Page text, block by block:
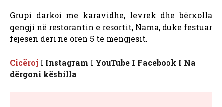
Grupi darkoi me karavidhe, levrek dhe bërxolla
qengji në restorantin e resortit, Nama, duke festuar
fejesën deri në orën 5 të mëngjesit.
Cicëroj I Instagram I YouTube Ι Facebook Ι Na
dërgoni këshilla